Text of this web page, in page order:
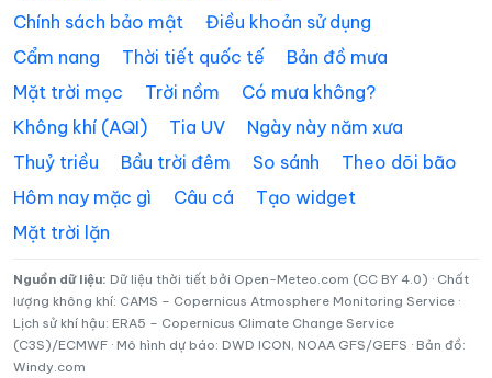
Xã Long Hẹ Xã Lóng Phiêng
Xã Lóng Sập Xã Mai Sơn
Xã Muổi Nọi Xã Mường Bám
Xã Mường Chanh Xã Mường Chiên
Xã Mường Cơi
Xã Mường Giôn Xã Mường Hung
Xã Mường Khiêng Xã Mường La
Xã Mường Lầm
Chính sách bảo mật
Điều khoản sử dụng
Cẩm nang
Thời tiết quốc tế
Bản đồ mưa
Mặt trời mọc
Trời nồm
Có mưa không?
Không khí (AQI)
Tia UV
Ngày này năm xưa
Thuỷ triều
Bầu trời đêm So sánh
Theo dõi bão
Hôm nay mặc gì
Câu cá
Tạo widget
Mặt trời lặn
Nguồn dữ liệu: Dữ liệu thời tiết bởi Open-Meteo.com (CC BY 4.0) · Chất
lượng không khí: CAMS – Copernicus Atmosphere Monitoring Service ·
Lịch sử khí hậu: ERA5 – Copernicus Climate Change Service
(C3S)/ECMWF · Mô hình dự báo: DWD ICON, NOAA GFS/GEFS · Bản đồ:
Windy.com